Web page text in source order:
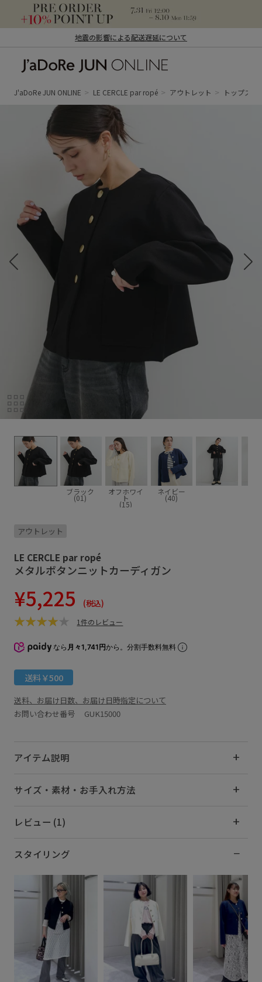
地震の影響による配送遅延について
ン オンライン）
J'aDoRe JUN ONLINE LE CERCLE par ropé アウトレット トップス
ブラック
(01)
オフホワイ
ト
(15)
ネイビー
(40)
アウトレット
LE CERCLE par ropé
メタルボタンニットカーディガン
¥5,225 (税込)
1件のレビュー
なら 月々1,741円から。分割手数料無料
送料￥500
送料、お届け日数、お届け日時指定について
お問い合わせ番号 GUK15000
アイテム説明
サイズ・素材・お手入れ方法
レビュー (1)
スタイリング